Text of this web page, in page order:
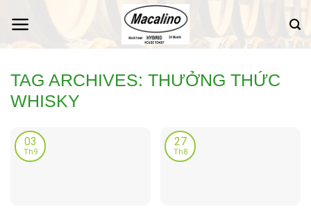
TAG ARCHIVES: THƯỞNG THỨC
WHISKY
03
Th9
27
Th8